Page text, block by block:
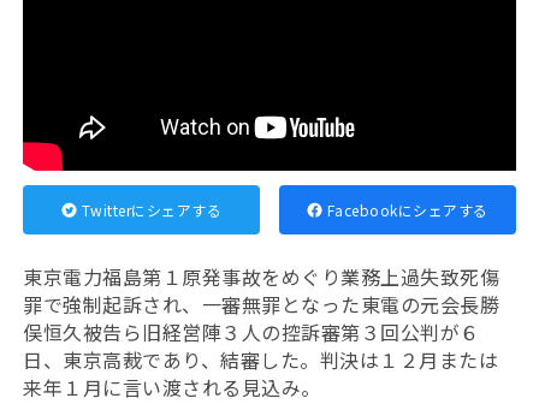
Twitterにシェアする Facebookにシェアする
東京電力福島第１原発事故をめぐり業務上過失致死傷
罪で強制起訴され、一審無罪となった東電の元会長勝
俣恒久被告ら旧経営陣３人の控訴審第３回公判が６
日、東京高裁であり、結審した。判決は１２月または
来年１月に言い渡される見込み。